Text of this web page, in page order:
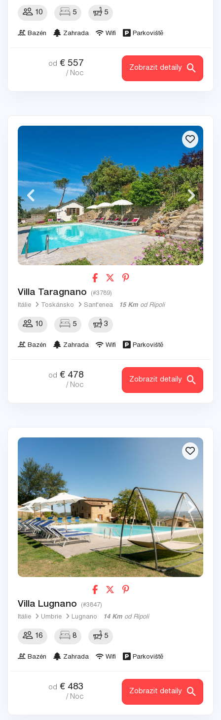
10 5 5
Bazén Zahrada Wifi Parkoviště
od € 557
/ Noc
Zobrazit detaily
Villa Taragnano (#3789)
Itálie Toskánsko Sant'enea 15 Km od Ripoli
10 5 3
Bazén Zahrada Wifi Parkoviště
od € 478
/ Noc
Zobrazit detaily
Villa Lugnano (#3847)
Itálie Umbrie Lugnano 14 Km od Ripoli
16 8 5
Bazén Zahrada Wifi Parkoviště
od € 483
/ Noc
Zobrazit detaily